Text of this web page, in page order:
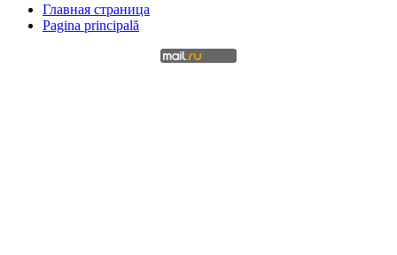
Главная страница
Pagina principală